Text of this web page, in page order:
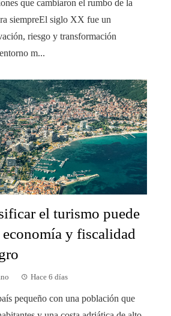
que cambiaron el rumbo de la
siempreEl siglo XX fue un
riesgo y transformación
m...
el turismo puede
y fiscalidad
Hace 6 días
pequeño con una población que